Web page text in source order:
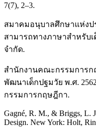
7(7), 2–3.
สมาคมอนุบาลศึกษาแห่งปร
สามารถทางภาษาสำหรับ
จำกัด.
สำนักงานคณะกรรมการก
พัฒนาเด็กปฐมวัย พ.ศ.
กรรมการกฤษฎีกา.
Gagné, R. M., & Briggs, L.
Design. New York: Holt,